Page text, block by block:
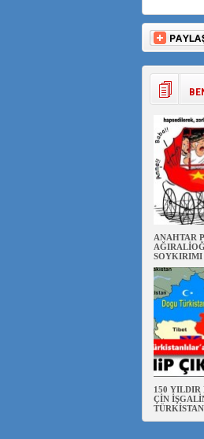
ANAHTAR
150 YILDIR
ÇİN
TÜRKİSTAN